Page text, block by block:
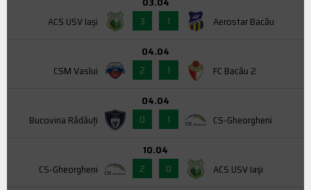
ACS USV Iaşi
3
1 Aerostar Bacău
CSM Vaslui
04.04
2
1 FC Bacău 2
Bucovina Rădăuți
04.04
0
1 CS-Gheorgheni
CS-Gheorgheni
10.04
2
0 ACS USV Iaşi